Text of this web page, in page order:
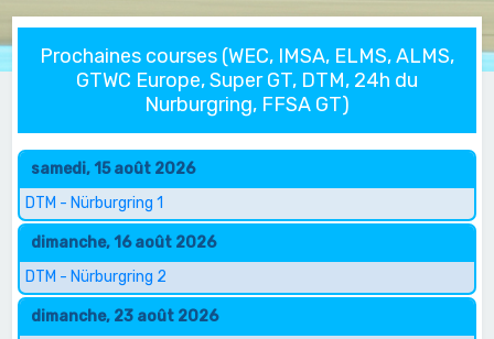
Prochaines courses (WEC, IMSA, ELMS, ALMS,
GTWC Europe, Super GT, DTM, 24h du
Nurburgring, FFSA GT)
samedi, 15 août 2026
DTM - Nürburgring 1
dimanche, 16 août 2026
DTM - Nürburgring 2
dimanche, 23 août 2026